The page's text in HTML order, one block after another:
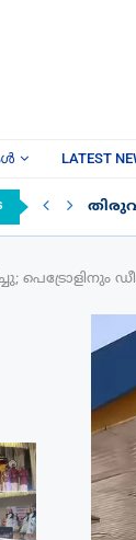
LATEST
പെട്രോളിനും